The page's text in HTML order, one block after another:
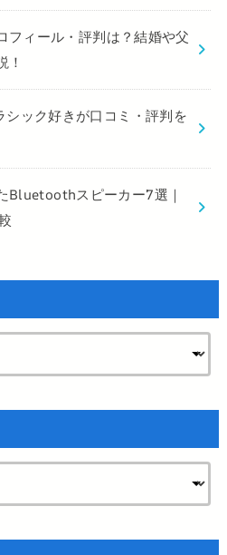
フィール・評判は？結婚や父
！
ック好きが口コミ・評判を
Bluetoothスピーカー7選｜